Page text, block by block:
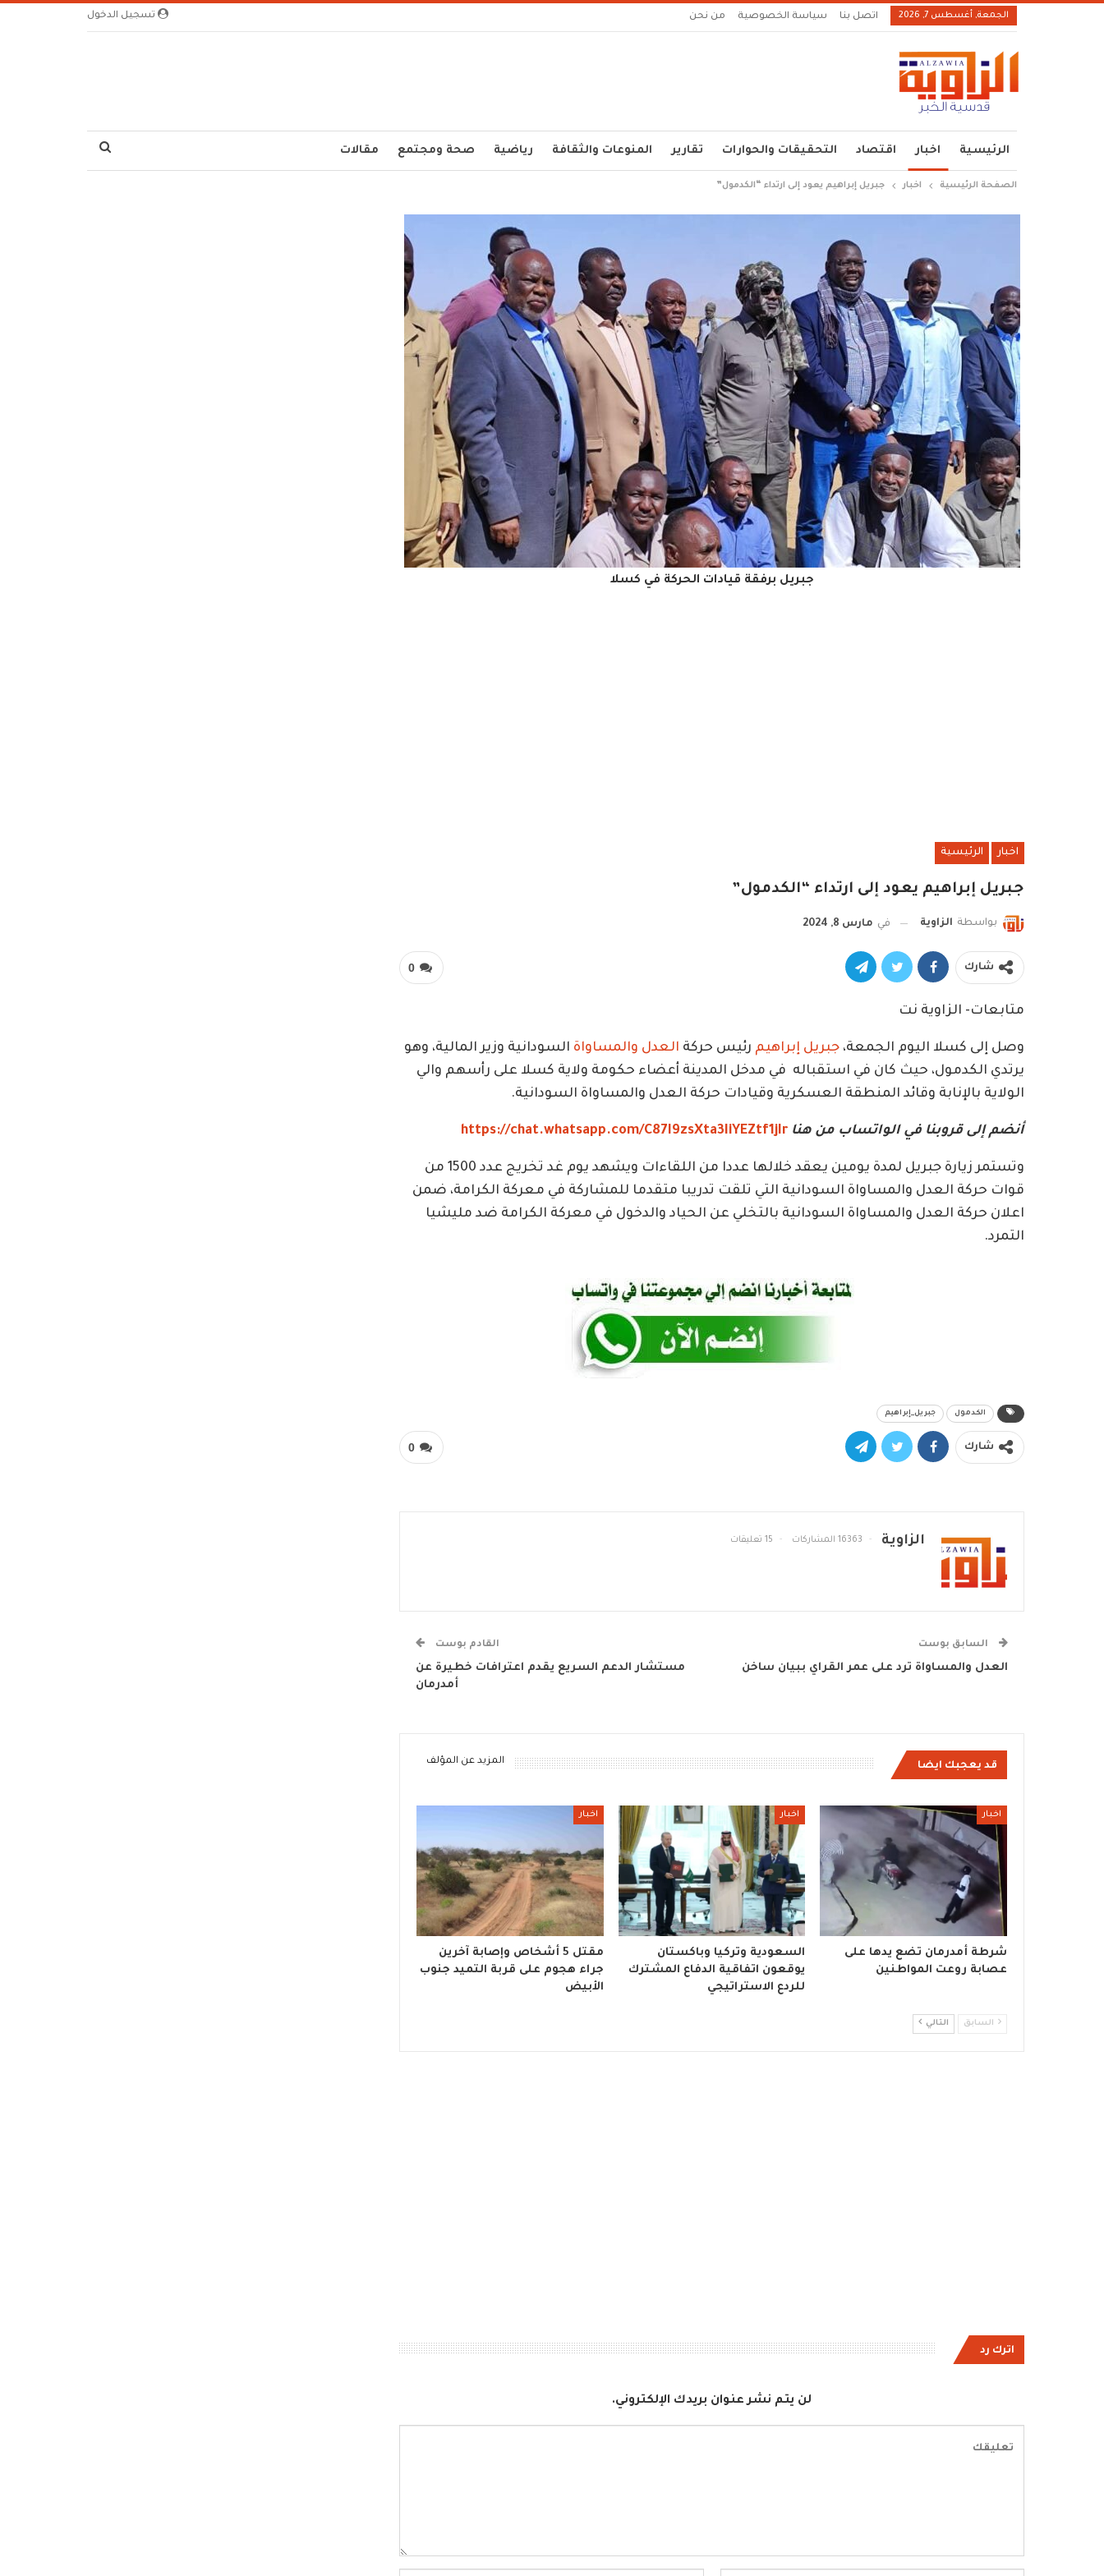
تسجيل الدخول الجمعة, أغسطس 7, 2026 اتصل بنا سياسة الخصوصية من نحن
الرئيسية اخبار اقتصاد التحقيقات والحوارات تقارير المنوعات والثقافة رياضية صحة ومجتمع مقالات
الصفحة الرئيسية اخبار جبريل إبراهيم يعود إلى ارتداء “الكدمول”
جبريل برفقة قيادات الحركة في كسلا
اخبار الرئيسية
جبريل إبراهيم يعود إلى ارتداء “الكدمول”
بواسطة الزاوية في مارس 8, 2024
0 شارك
متابعات- الزاوية نت
وصل إلى كسلا اليوم الجمعة، جبريل إبراهيم رئيس حركة العدل والمساواة السودانية وزير المالية، وهو
يرتدي الكدمول، حيث كان في استقباله في مدخل المدينة أعضاء حكومة ولاية كسلا على رأسهم والي
الولاية بالإنابة وقائد المنطقة العسكرية وقيادات حركة العدل والمساواة السودانية.
أنضم إلى قروبنا في الواتساب من هنا https://chat.whatsapp.com/C87I9zsXta3IiYEZtf1jIr
وتستمر زيارة جبريل لمدة يومين يعقد خلالها عددا من اللقاءات ويشهد يوم غد تخريج عدد 1500 من
قوات حركة العدل والمساواة السودانية التي تلقت تدريبا متقدما للمشاركة في معركة الكرامة، ضمن
اعلان حركة العدل والمساواة السودانية بالتخلي عن الحياد والدخول في معركة الكرامة ضد مليشيا
التمرد.
الكدمول جبريل_إبراهيم
0 شارك
الزاوية 16363 المشاركات 15 تعليقات
السابق بوست
العدل والمساواة ترد على عمر القراي ببيان ساخن
القادم بوست
مستشار الدعم السريع يقدم اعترافات خطيرة عن
أمدرمان
قد يعجبك ايضا المزيد عن المؤلف
اخبار
شرطة أمدرمان تضع يدها على
عصابة روعت المواطنين
اخبار
السعودية وتركيا وباكستان
يوقعون اتفاقية الدفاع المشترك
للردع الاستراتيجي
اخبار
مقتل 5 أشخاص وإصابة آخرين
جراء هجوم على قربة التميد جنوب
الأبيض
السابق التالي
اترك رد
لن يتم نشر عنوان بريدك الإلكتروني.